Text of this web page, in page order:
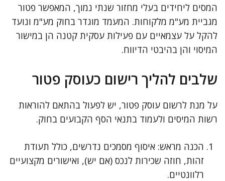
המסים ליחידים בעלי מחזור שנתי נמוך, המאפשר פטור
מגביית מע"מ מלקוחות. המעמד מוגדר בחוק מע"מ ונועד
להקל על עצמאיים עם פעילות עסקית קטנה הן במישור
המיסוי והן בהיבטי הדיווח.
שלבים להליך רישום כעוסק פטור
על מנת לרשום עוסק פטור, יש לפעול בהתאם להוראות
רשות המיסים ולעמוד בתנאי הסף הקבועים בחוק.
הכנה מראש: איסוף מסמכים נדרשים, כולל תעודת
זהות, חוזה שכירות לנכס (אם יש), ואישורים מקצועיים
רלוונטיים.